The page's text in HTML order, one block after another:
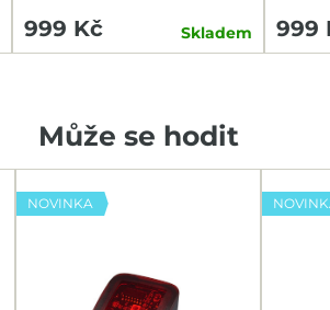
999 Kč Skladem 999
Může se hodit
NOVINKA